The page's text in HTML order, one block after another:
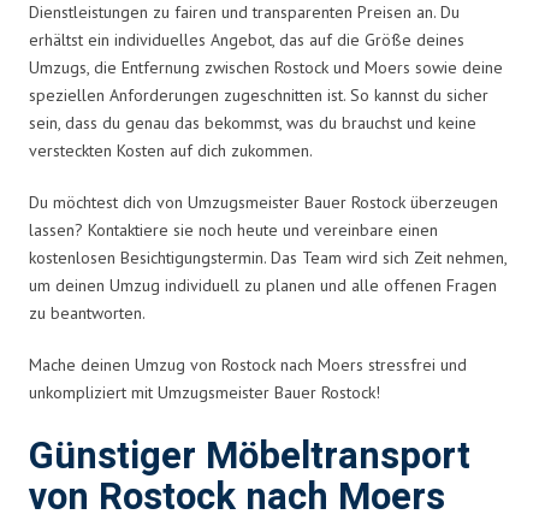
Dienstleistungen zu fairen und transparenten Preisen an. Du
erhältst ein individuelles Angebot, das auf die Größe deines
Umzugs, die Entfernung zwischen Rostock und Moers sowie deine
speziellen Anforderungen zugeschnitten ist. So kannst du sicher
sein, dass du genau das bekommst, was du brauchst und keine
versteckten Kosten auf dich zukommen.
Du möchtest dich von Umzugsmeister Bauer Rostock überzeugen
lassen? Kontaktiere sie noch heute und vereinbare einen
kostenlosen Besichtigungstermin. Das Team wird sich Zeit nehmen,
um deinen Umzug individuell zu planen und alle offenen Fragen
zu beantworten.
Mache deinen Umzug von Rostock nach Moers stressfrei und
unkompliziert mit Umzugsmeister Bauer Rostock!
Günstiger Möbeltransport
von Rostock nach Moers